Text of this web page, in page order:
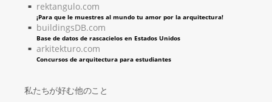
rektangulo.com
¡Para que le muestres al mundo tu amor por la arquitectura!
buildingsDB.com
Base de datos de rascacielos en Estados Unidos
arkitekturo.com
Concursos de arquitectura para estudiantes
私たちが好む他のこと